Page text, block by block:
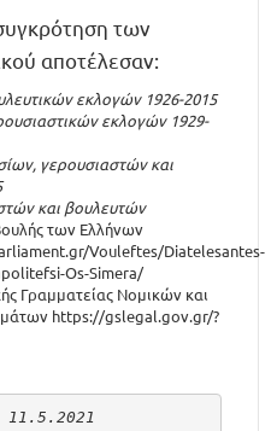
των
αποτέλεσαν:
εκλογών 1926-2015
εκλογών 1929-
γερουσιαστών και
και βουλευτών
των Ελλήνων
Vouleftes/Diatelesantes-
Os-Simera/
Γραμματείας Νομικών και
https://gslegal.gov.gr/?
11.5.2021